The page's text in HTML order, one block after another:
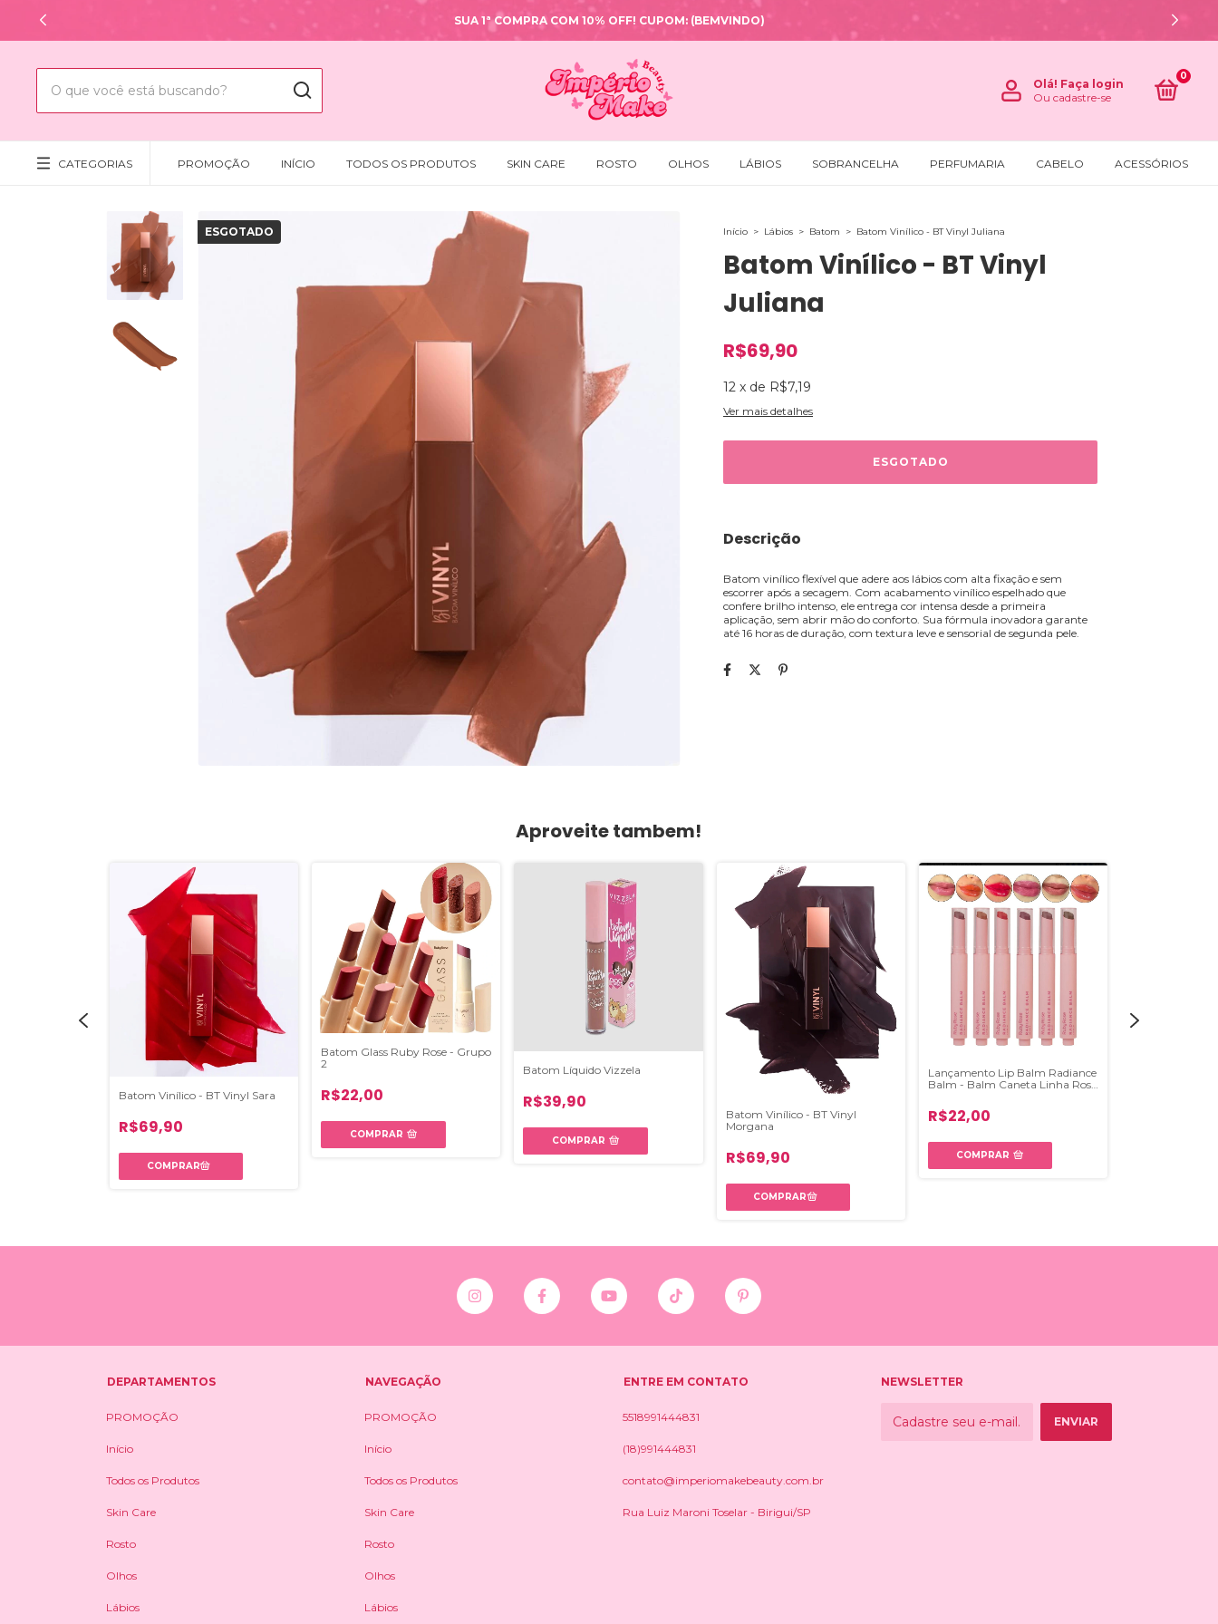
SUA 1ª COMPRA COM 10% OFF! CUPOM: (BEMVINDO)
Olá! Faça login
Ou cadastre-se
0
CATEGORIAS PROMOÇÃO INÍCIO TODOS OS PRODUTOS SKIN CARE ROSTO OLHOS LÁBIOS SOBRANCELHA PERFUMARIA CABELO ACESSÓRIOS
ESGOTADO Início > Lábios > Batom > Batom Vinílico - BT Vinyl Juliana
Batom Vinílico - BT Vinyl
Juliana
R$69,90
12 x de R$7,19
Ver mais detalhes
Descrição
Batom vinílico flexível que adere aos lábios com alta fixação e sem
escorrer após a secagem. Com acabamento vinílico espelhado que
confere brilho intenso, ele entrega cor intensa desde a primeira
aplicação, sem abrir mão do conforto. Sua fórmula inovadora garante
até 16 horas de duração, com textura leve e sensorial de segunda pele.
Aproveite tambem!
Batom Vinílico - BT Vinyl Sara
R$69,90
Batom Glass Ruby Rose - Grupo
2
R$22,00
COMPRAR
Batom Líquido Vizzela
R$39,90
COMPRAR
Batom Vinílico - BT Vinyl
Morgana
R$69,90
Lançamento Lip Balm Radiance
Balm - Balm Caneta Linha Rosa
R$22,00
COMPRAR
DEPARTAMENTOS
PROMOÇÃO
Início
Todos os Produtos
Skin Care
Rosto
Olhos
Lábios
NAVEGAÇÃO
PROMOÇÃO
Início
Todos os Produtos
Skin Care
Rosto
Olhos
Lábios
ENTRE EM CONTATO
5518991444831
(18)991444831
contato@imperiomakebeauty.com.br
Rua Luiz Maroni Toselar - Birigui/SP
NEWSLETTER